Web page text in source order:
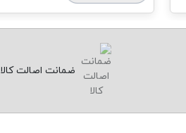
ضمانت اصالت کالا